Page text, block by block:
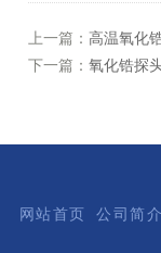
上一篇： 高温氧化
下一篇： 氧化锆探
网站首页 公司简